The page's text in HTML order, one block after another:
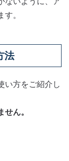
。
法
い方をご紹介し
ん。